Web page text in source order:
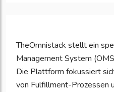
TheOmnistack stellt ein
Management System
Die Plattform fokussiert
von Fulfillment-Prozessen